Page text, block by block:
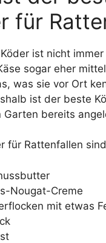
für
ist nicht immer
sogar eher
was sie vor Ort
ist der beste
Garten bereits
für Rattenfallen
Nougat-Creme
mit etwas